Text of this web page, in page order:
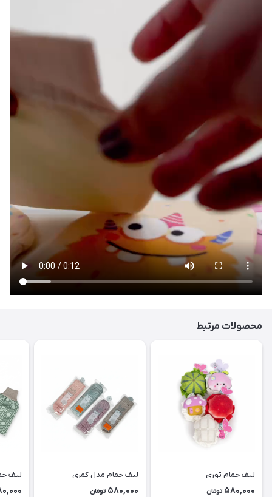
محصولات مرتبط
لیف حمام توری
580,000 تومان
لیف حمام مدل کمری
580,000 تومان
لیف